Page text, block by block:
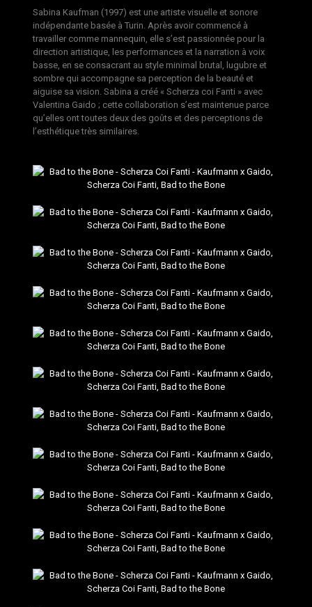
Sabina Kaufman (1997) est une artiste visuelle et sonore
indépendante basée à Turin. Après avoir commencé à
travailler comme mannequin, elle s’est passionnée pour la
direction artistique, les performances et la narration à voix
basse, en se consacrant au style minimal brutal, lugubre et
sombre qui accompagne sa perception de la beauté et
aiguise sa vision. Sabina a créé « Scherza coi Fanti » avec
Valentina Gaido ; cette collaboration s’est maintenue parce
qu’elles ont toutes deux des goûts et des perceptions de
l’esthétique très similaires.